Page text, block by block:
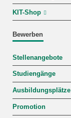
KIT-Shop
Bewerben
Stellenangebote
Studiengänge
Ausbildungsplätze
Promotion